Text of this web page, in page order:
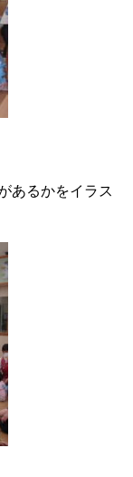
あるかをイラス